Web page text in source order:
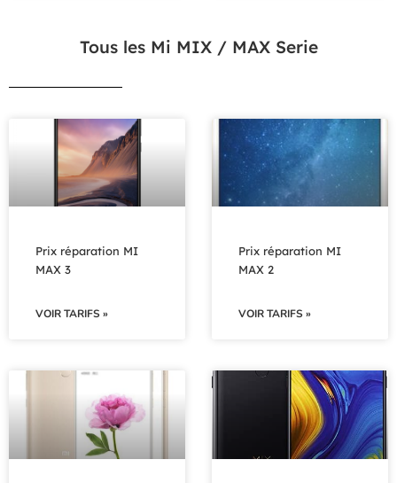
Tous les Mi MIX / MAX Serie
Prix réparation MI
MAX 3
VOIR TARIFS »
Prix réparation MI
MAX 2
VOIR TARIFS »